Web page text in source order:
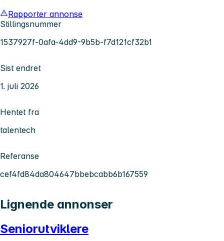
Rapporter annonse
Stillingsnummer
1537927f-0afa-4dd9-9b5b-f7d121cf32b1
Sist endret
1. juli 2026
Hentet fra
talentech
Referanse
cef4fd84da804647bbebcabb6b167559
Lignende annonser
Seniorutviklere